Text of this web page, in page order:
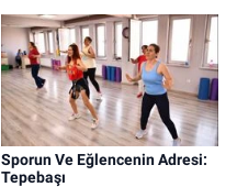
Sporun Ve Eğlencenin Adresi:
Tepebaşı